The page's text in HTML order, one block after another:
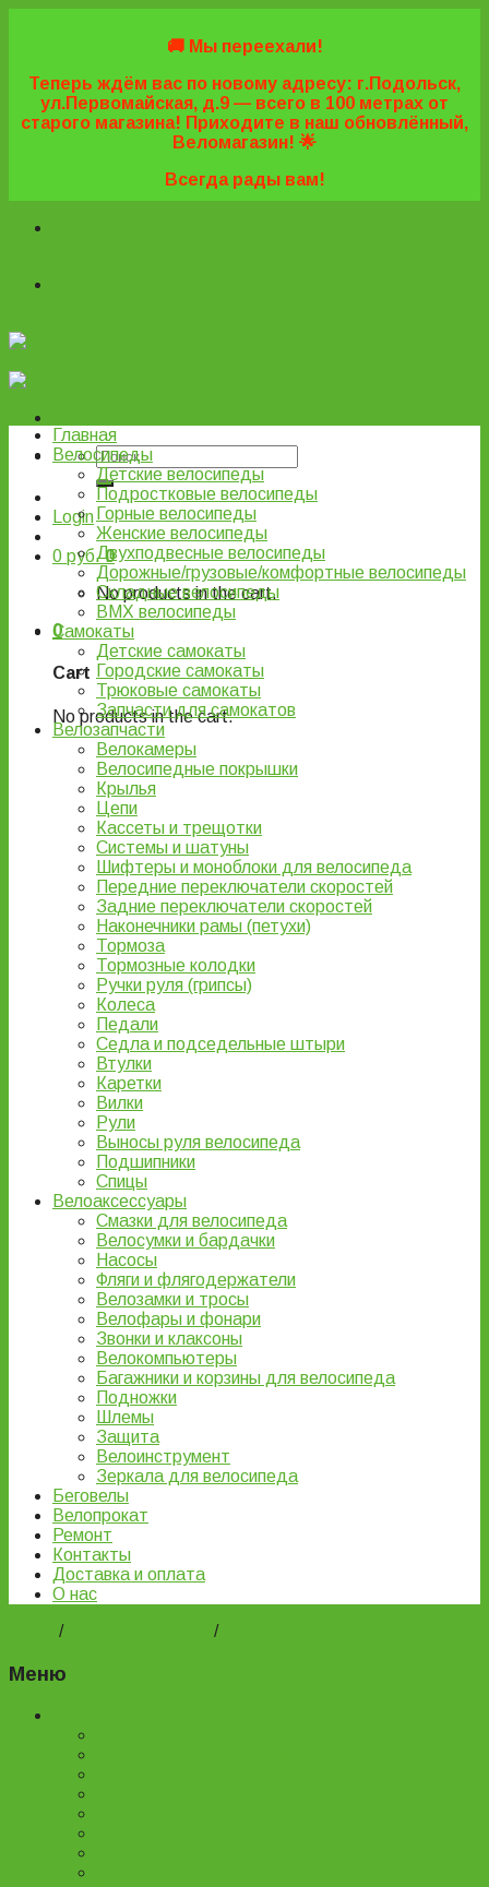
🚚 Мы переехали!
Теперь ждём вас по новому адресу: г.Подольск,
ул.Первомайская, д.9 — всего в 100 метрах от
старого магазина! Приходите в наш обновлённый,
Веломагазин! 🌟
Всегда рады вам!
Login
0 руб. 0
No products in the cart.
0
Cart
No products in the cart.
Главная
Велосипеды
Детские велосипеды
Подростковые велосипеды
Горные велосипеды
Женские велосипеды
Двухподвесные велосипеды
Дорожные/грузовые/комфортные велосипеды
Складные велосипеды
BMX велосипеды
Самокаты
Детские самокаты
Городские самокаты
Трюковые самокаты
Запчасти для самокатов
Велозапчасти
Велокамеры
Велосипедные покрышки
Крылья
Цепи
Кассеты и трещотки
Системы и шатуны
Шифтеры и моноблоки для велосипеда
Передние переключатели скоростей
Задние переключатели скоростей
Наконечники рамы (петухи)
Тормоза
Тормозные колодки
Ручки руля (грипсы)
Колеса
Педали
Седла и подседельные штыри
Втулки
Каретки
Вилки
Рули
Выносы руля велосипеда
Подшипники
Спицы
Велоаксессуары
Смазки для велосипеда
Велосумки и бардачки
Насосы
Фляги и флягодержатели
Велозамки и тросы
Велофары и фонари
Звонки и клаксоны
Велокомпьютеры
Багажники и корзины для велосипеда
Подножки
Шлемы
Защита
Велоинструмент
Зеркала для велосипеда
Беговелы
Велопрокат
Ремонт
Контакты
Доставка и оплата
О нас
/ /
Меню